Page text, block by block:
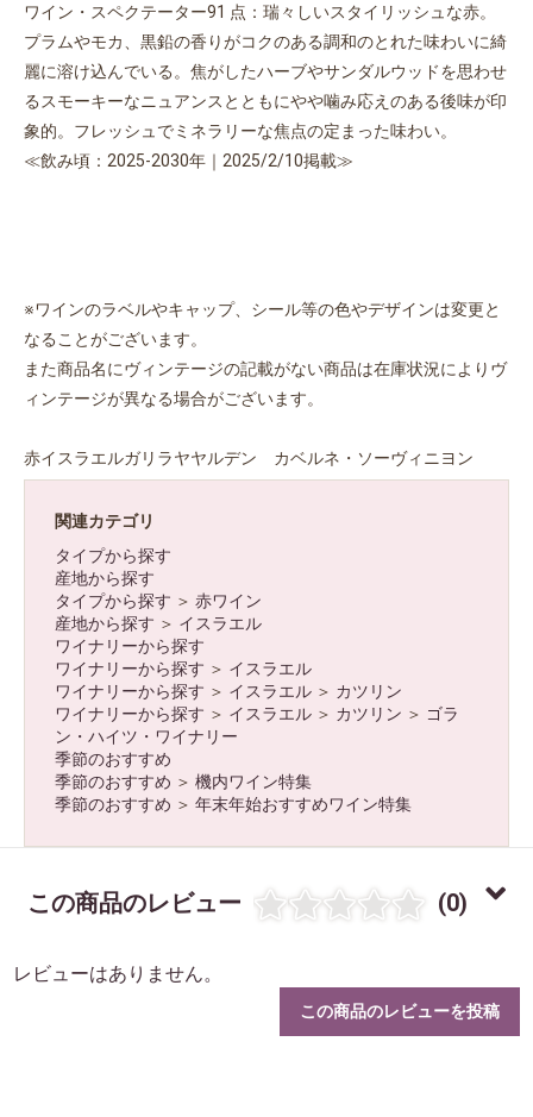
ワイン・スペクテーター91 点：瑞々しいスタイリッシュな赤。
プラムやモカ、黒鉛の香りがコクのある調和のとれた味わいに綺
麗に溶け込んでいる。焦がしたハーブやサンダルウッドを思わせ
るスモーキーなニュアンスとともにやや噛み応えのある後味が印
象的。フレッシュでミネラリーな焦点の定まった味わい。
≪飲み頃：2025-2030年｜2025/2/10掲載≫
※ワインのラベルやキャップ、シール等の色やデザインは変更と
なることがございます。
また商品名にヴィンテージの記載がない商品は在庫状況によりヴ
ィンテージが異なる場合がございます。
赤イスラエルガリラヤヤルデン カベルネ・ソーヴィニヨン
関連カテゴリ
タイプから探す
産地から探す
タイプから探す ＞ 赤ワイン
産地から探す ＞ イスラエル
ワイナリーから探す
ワイナリーから探す ＞ イスラエル
ワイナリーから探す ＞ イスラエル ＞ カツリン
ワイナリーから探す ＞ イスラエル ＞ カツリン ＞ ゴラ
ン・ハイツ・ワイナリー
季節のおすすめ
季節のおすすめ ＞ 機内ワイン特集
季節のおすすめ ＞ 年末年始おすすめワイン特集
この商品のレビュー (0)
レビューはありません。
この商品のレビューを投稿